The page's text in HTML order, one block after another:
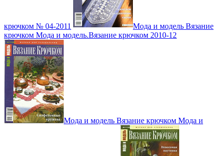
крючком № 04-2011
Мода и модель Вязание
крючком Мода и модель.Вязание крючком 2010-12
Мода и модель Вязание крючком Мода и